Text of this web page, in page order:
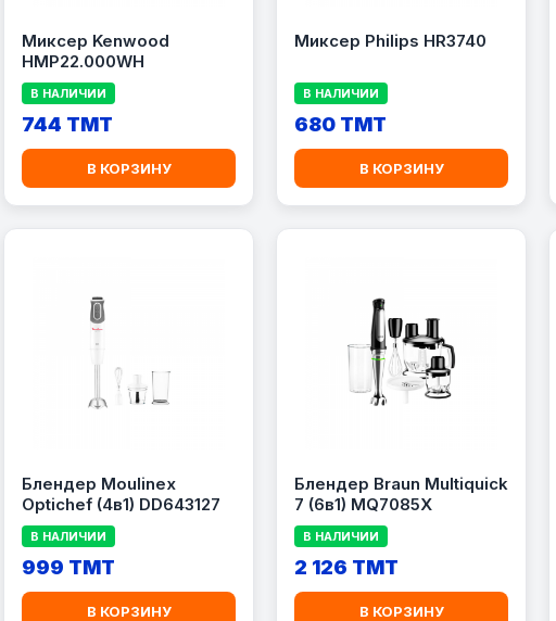
Миксер Kenwood
HMP22.000WH
В НАЛИЧИИ
744 TMT
В КОРЗИНУ
Миксер Philips HR3740
В НАЛИЧИИ
680 TMT
В КОРЗИНУ
Блендер Moulinex
Optichef (4в1) DD643127
В НАЛИЧИИ
999 TMT
В КОРЗИНУ
Блендер Braun Multiquick
7 (6в1) MQ7085X
В НАЛИЧИИ
2 126 TMT
В КОРЗИНУ